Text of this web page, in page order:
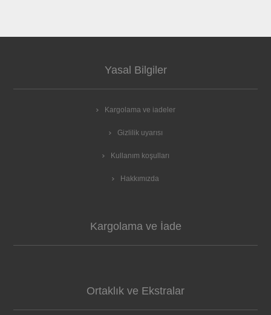
Yasal Bilgiler
Kargolama ve iadeler
Gizlilik uyarısı
Kullanım koşulları
Hakkımızda
Kargolama ve İade
Ortaklık ve Ekstralar